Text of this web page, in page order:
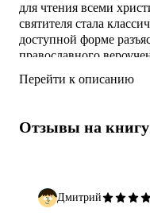
для чтения всеми
святителя стала
доступной форме
православного
Издание рассчитано на
Перейти к описанию
Отзывы на книгу
Дмитрий